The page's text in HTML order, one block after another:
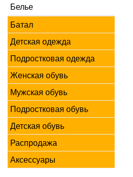
Белье
Батал
Детская одежда
Подростковая одежда
Женская обувь
Мужская обувь
Подростковая обувь
Детская обувь
Распродажа
Аксессуары